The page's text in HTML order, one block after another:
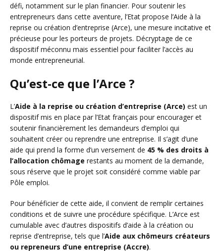
défi, notamment sur le plan financier. Pour soutenir les
entrepreneurs dans cette aventure, l’Etat propose l’Aide à la
reprise ou création d’entreprise (Arce), une mesure incitative et
précieuse pour les porteurs de projets. Décryptage de ce
dispositif méconnu mais essentiel pour faciliter l’accès au
monde entrepreneurial.
Qu’est-ce que l’Arce ?
L’Aide à la reprise ou création d’entreprise (Arce) est un
dispositif mis en place par l’Etat français pour encourager et
soutenir financièrement les demandeurs d’emploi qui
souhaitent créer ou reprendre une entreprise. Il s’agit d’une
aide qui prend la forme d’un versement de 45 % des droits à
l’allocation chômage restants au moment de la demande,
sous réserve que le projet soit considéré comme viable par
Pôle emploi.
Pour bénéficier de cette aide, il convient de remplir certaines
conditions et de suivre une procédure spécifique. L’Arce est
cumulable avec d’autres dispositifs d’aide à la création ou
reprise d’entreprise, tels que l’Aide aux chômeurs créateurs
ou repreneurs d’une entreprise (Accre).